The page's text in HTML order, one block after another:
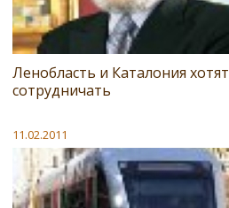
Ленобласть и Каталония хотят
сотрудничать
11.02.2011